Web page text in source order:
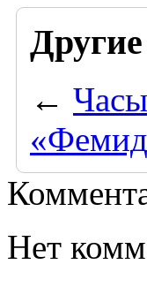
←
Нет